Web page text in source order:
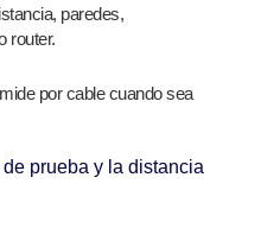
paredes,
router.
por cable cuando sea
prueba y la distancia